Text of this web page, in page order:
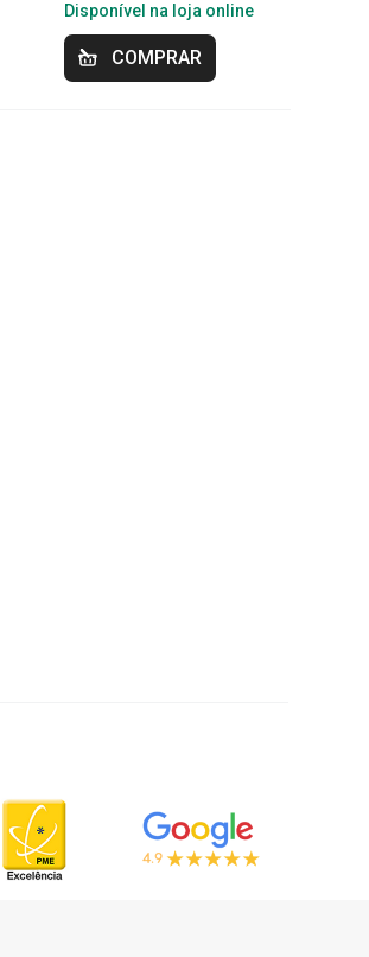
Disponível na loja online
COMPRAR